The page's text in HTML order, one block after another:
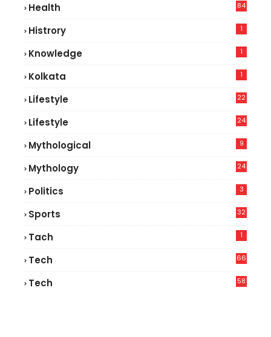
Health
84
Histrory 1
Knowledge 1
Kolkata 1
Lifestyle
22
Lifestyle
24
Mythological 9
Mythology 24
Politics 3
Sports 32
Tach 1
Tech
66
Tech
58